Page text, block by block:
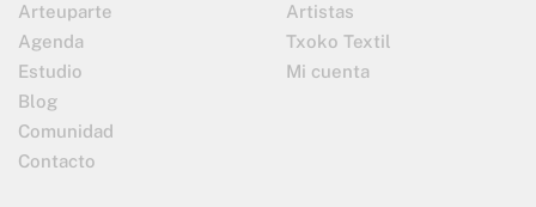
Arteuparte
Agenda
Estudio
Blog
Comunidad
Contacto
Artistas
Txoko Textil
Mi cuenta